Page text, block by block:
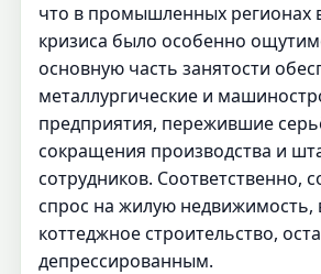
что в промышленных регионах
кризиса было особенно
основную часть занятости
металлургические и
предприятия, пережившие
сокращения производства и
сотрудников. Соответственно,
спрос на жилую недвижимость,
коттеджное строительство,
депрессированным.